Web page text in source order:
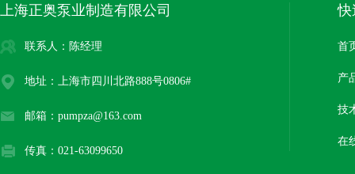
上海正奥泵业制造有限公司
联系人：陈经理
地址：上海市四川北路888号0806#
邮箱：pumpza@163.com
传真：021-63099650
快
首
产
技
在